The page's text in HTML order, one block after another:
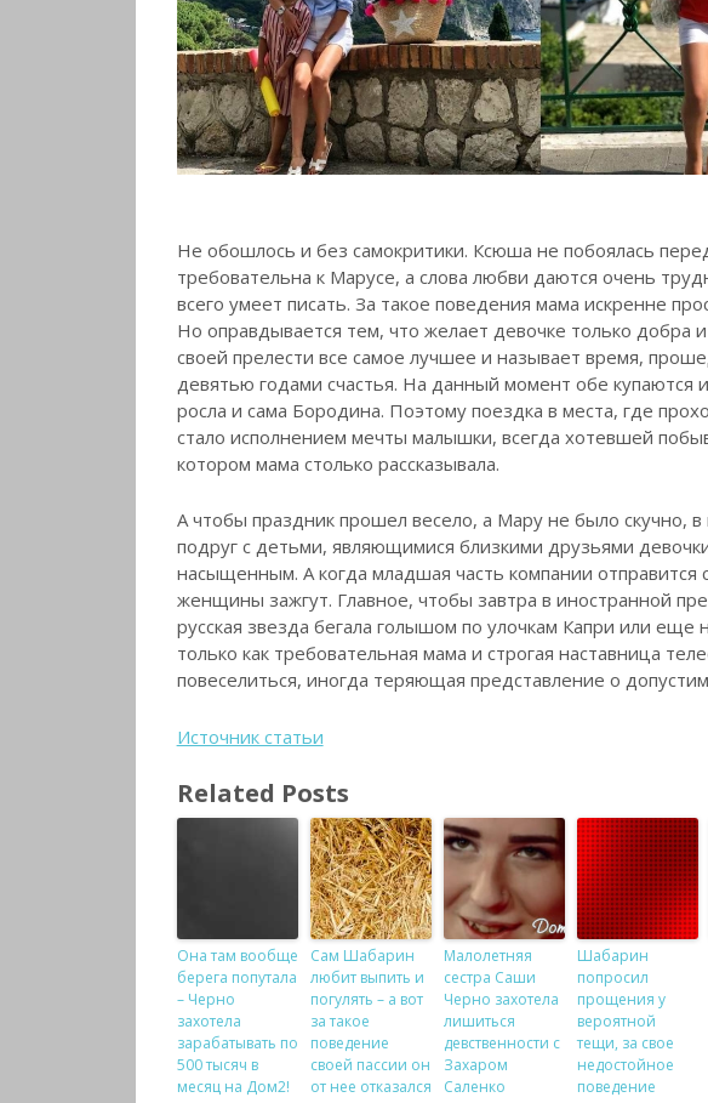
Не обошлось и без самокритики. Ксюша не побоялась
требовательна к Марусе, а слова любви даются очень
всего умеет писать. За такое поведения мама искренне
Но оправдывается тем, что желает девочке только добра
своей прелести все самое лучшее и называет время,
девятью годами счастья. На данный момент обе купаются
росла и сама Бородина. Поэтому поездка в места, где
стало исполнением мечты малышки, всегда хотевшей
котором мама столько рассказывала.
А чтобы праздник прошел весело, а Мару не было скучно,
подруг с детьми, являющимися близкими друзьями
насыщенным. А когда младшая часть компании отправится
женщины зажгут. Главное, чтобы завтра в иностранной
русская звезда бегала голышом по улочкам Капри или еще
только как требовательная мама и строгая наставница
повеселиться, иногда теряющая представление о
Источник статьи
Related Posts
Она там вообще
берега попутала
– Черно
захотела
зарабатывать по
500 тысяч в
месяц на Дом2!
Сам Шабарин
любит выпить и
погулять – а вот
за такое
поведение
своей пассии он
от нее отказался
Малолетняя
сестра Саши
Черно захотела
лишиться
девственности с
Захаром
Саленко
Шабарин
попросил
прощения у
вероятной
тещи, за свое
недостойное
поведение